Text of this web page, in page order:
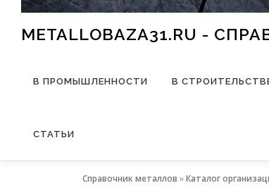
METALLOBAZA31.RU -
В ПРОМЫШЛЕННОСТИ В
СТАТЬИ
Справочник металлов »Каталог